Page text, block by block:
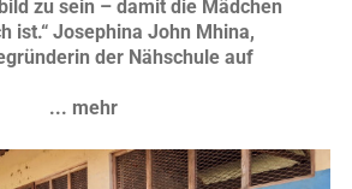
zu sein – damit die Mädchen
ist.“ Josephina John Mhina,
der Nähschule auf
... mehr